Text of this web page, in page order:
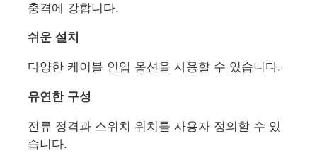
충격에 강합니다.
쉬운 설치
다양한 케이블 인입 옵션을 사용할 수 있습니다.
유연한 구성
전류 정격과 스위치 위치를 사용자 정의할 수 있
습니다.